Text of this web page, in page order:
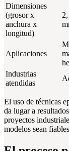
Dimensiones
(grosor x
anchura x
longitud)
Aplicaciones
Industrias
atendidas
El uso de técnicas
da lugar a
proyectos
modelos sean